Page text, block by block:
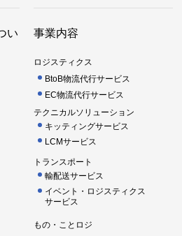
い
事業内容
ロジスティクス
BtoB物流代行サービス
EC物流代行サービス
テクニカルソリューション
キッティングサービス
LCMサービス
トランスポート
輸配送サービス
イベント・ロジスティクス
サービス
もの・ことロジ